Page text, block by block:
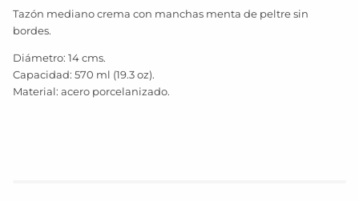
Tazón mediano crema con manchas menta de peltre sin
bordes.
Diámetro: 14 cms.
Capacidad: 570 ml (19.3 oz).
Material: acero porcelanizado.